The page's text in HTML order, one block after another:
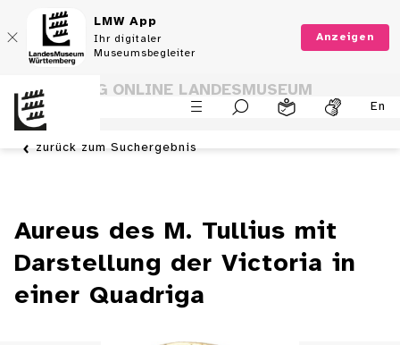
LMW App
Ihr digitaler
Museumsbegleiter
Anzeigen
En
SAMMLUNG ONLINE LANDESMUSEUM
WÜRTTEMBERG
zurück zum Suchergebnis
Aureus des M. Tullius mit
Darstellung der Victoria in
einer Quadriga